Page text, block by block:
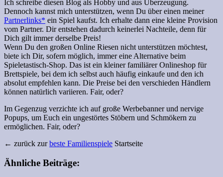
Ich schreibe diesen Blog als Hobby und aus Überzeugung.
Dennoch kannst mich unterstützen, wenn Du über einen meiner
Partnerlinks* ein Spiel kaufst. Ich erhalte dann eine kleine Provision
vom Partner. Dir entstehen dadurch keinerlei Nachteile, denn für
Dich gilt immer derselbe Preis!
Wenn Du den großen Online Riesen nicht unterstützen möchtest,
biete ich Dir, sofern möglich, immer eine Alternative beim
Spieletastisch-Shop. Das ist ein kleiner familiärer Onlineshop für
Brettspiele, bei dem ich selbst auch häufig einkaufe und den ich
absolut empfehlen kann. Die Preise bei den verschieden Händlern
können natürlich variieren. Fair, oder?
Im Gegenzug verzichte ich auf große Werbebanner und nervige
Popups, um Euch ein ungestörtes Stöbern und Schmökern zu
ermöglichen. Fair, oder?
← zurück zurbeste Familienspiele Startseite
Ähnliche Beiträge: